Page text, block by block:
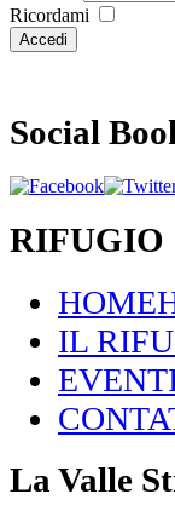
Ricordami
Accedi
Social
HOME
IL
La Valle